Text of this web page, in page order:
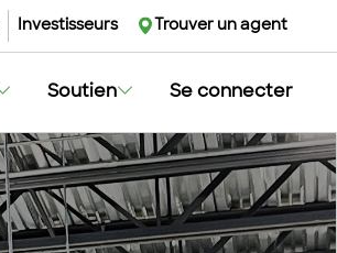
Investisseurs Trouver un agent
Soutien Se connecter